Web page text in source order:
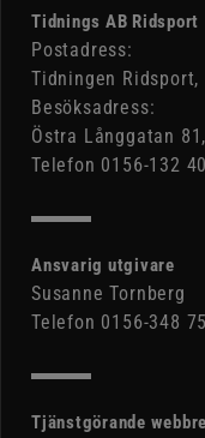
Tidnings AB Ridsport
Postadress:
Tidningen Ridsport,
Besöksadress:
Östra Långgatan
Telefon 0156-132 40
Ansvarig utgivare
Susanne Tornberg
Telefon 0156-348 75
Tjänstgörande